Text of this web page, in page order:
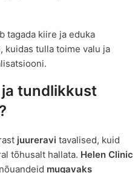
tagada kiire ja eduka
kuidas tulla toime valu ja
tundlikkust
juureravi tavalised, kuid
tõhusalt hallata. Helen Clinic
mugavaks